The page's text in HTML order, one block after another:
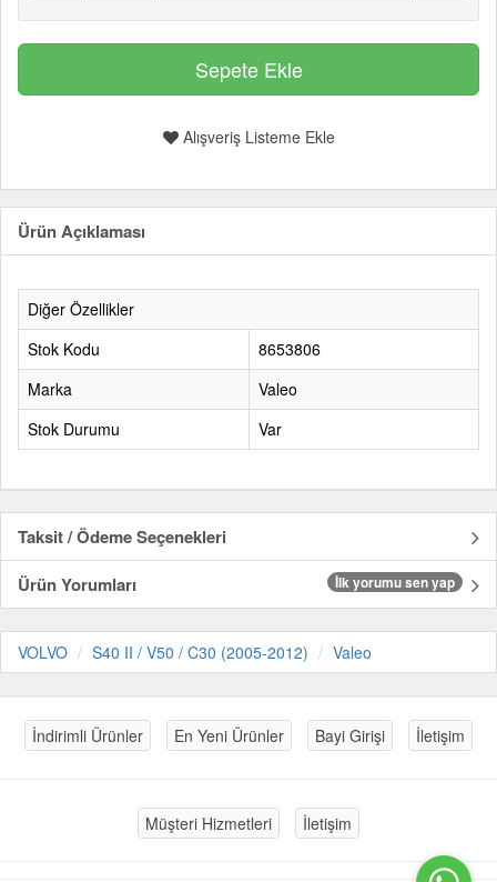
Alışveriş Listeme Ekle
Ürün Açıklaması
Diğer Özellikler
Stok Kodu
8653806
Marka
Valeo
Stok Durumu
Var
Taksit / Ödeme Seçenekleri
Ürün Yorumları
İlk yorumu sen yap
VOLVO S40 II / V50 / C30 (2005-2012) Valeo
İndirimli Ürünler En Yeni Ürünler Bayi Girişi İletişim
Müşteri Hizmetleri İletişim